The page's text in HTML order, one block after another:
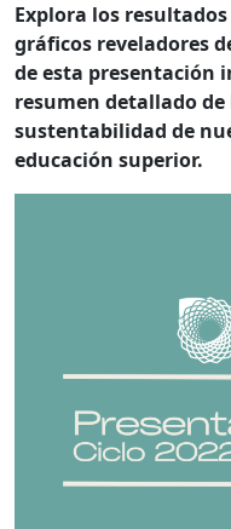
Explora los
gráficos reveladores
de esta presentación
resumen detallado de
sustentabilidad de
educación superior.